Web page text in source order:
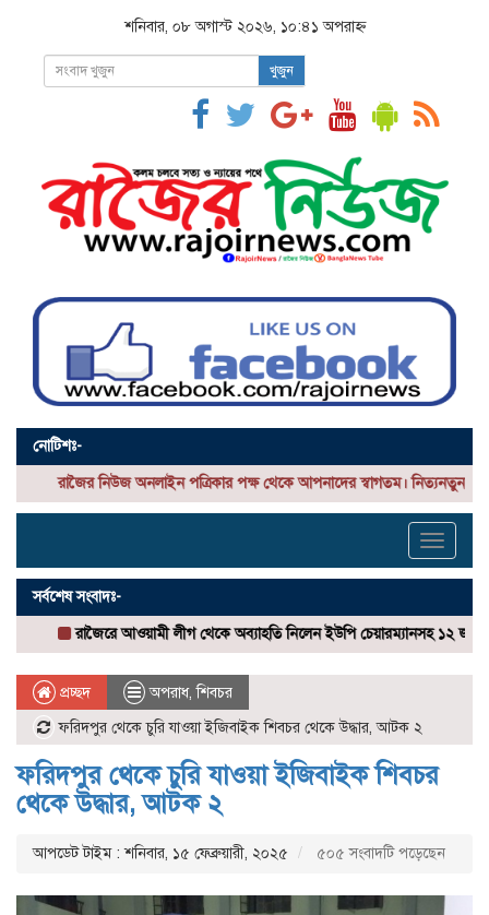
শনিবার, ০৮ অগাস্ট ২০২৬, ১০:৪১ অপরাহ্ন
খুজুন
নোটিশঃ-
অনলাইন পত্রিকার পক্ষ থেকে আপনাদের স্বাগতম। নিত্যনতুন সকল সংবাদ
Toggle
সর্বশেষ সংবাদঃ-
আওয়ামী লীগ থেকে অব্যাহতি নিলেন ইউপি চেয়ারম্যানসহ ১২ জন
রাজৈরে
প্রচ্ছদ অপরাধ,শিবচর
ফরিদপুর থেকে চুরি যাওয়া ইজিবাইক শিবচর থেকে উদ্ধার, আটক ২
ফরিদপুর থেকে চুরি যাওয়া ইজিবাইক শিবচর
থেকে উদ্ধার, আটক ২
আপডেট টাইম : শনিবার, ১৫ ফেব্রুয়ারী, ২০২৫ ৫০৫ সংবাদটি পড়েছেন